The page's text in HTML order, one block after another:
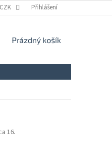
ZÁSADY ZPRACOVÁNÍ A
CZK Přihlášení
NÁKUPNÍ
Prázdný košík
16.